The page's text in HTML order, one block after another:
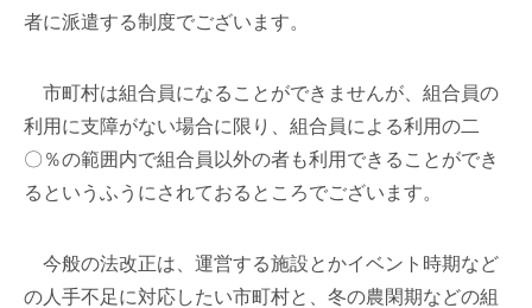
者に派遣する制度でございます。
市町村は組合員になることができませんが、組合員の
利用に支障がない場合に限り、組合員による利用の二
〇％の範囲内で組合員以外の者も利用できることができ
るというふうにされておるところでございます。
今般の法改正は、運営する施設とかイベント時期など
の人手不足に対応したい市町村と、冬の農閑期などの組